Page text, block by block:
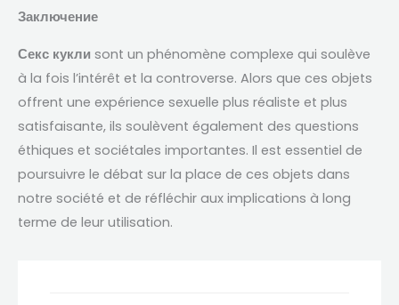
Заключение
Секс кукли sont un phénomène complexe qui soulève
à la fois l’intérêt et la controverse. Alors que ces objets
offrent une expérience sexuelle plus réaliste et plus
satisfaisante, ils soulèvent également des questions
éthiques et sociétales importantes. Il est essentiel de
poursuivre le débat sur la place de ces objets dans
notre société et de réfléchir aux implications à long
terme de leur utilisation.